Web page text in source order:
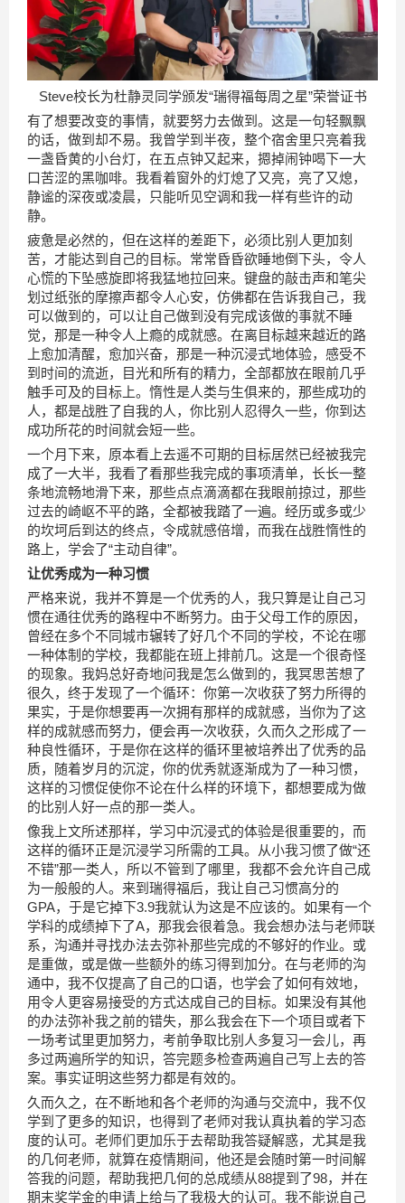
Steve校长为杜静灵同学颁发“瑞得福每周之星”荣誉证书
有了想要改变的事情，就要努力去做到。这是一句轻飘飘
的话，做到却不易。我曾学到半夜，整个宿舍里只亮着我
一盏昏黄的小台灯，在五点钟又起来，摁掉闹钟喝下一大
口苦涩的黑咖啡。我看着窗外的灯熄了又亮，亮了又熄，
静谧的深夜或凌晨，只能听见空调和我一样有些许的动
静。
疲惫是必然的，但在这样的差距下，必须比别人更加刻
苦，才能达到自己的目标。常常昏昏欲睡地倒下头，令人
心慌的下坠感旋即将我猛地拉回来。键盘的敲击声和笔尖
划过纸张的摩擦声都令人心安，仿佛都在告诉我自己，我
可以做到的，可以让自己做到没有完成该做的事就不睡
觉，那是一种令人上瘾的成就感。在离目标越来越近的路
上愈加清醒，愈加兴奋，那是一种沉浸式地体验，感受不
到时间的流逝，目光和所有的精力，全部都放在眼前几乎
触手可及的目标上。惰性是人类与生俱来的，那些成功的
人，都是战胜了自我的人，你比别人忍得久一些，你到达
成功所花的时间就会短一些。
一个月下来，原本看上去遥不可期的目标居然已经被我完
成了一大半，我看了看那些我完成的事项清单，长长一整
条地流畅地滑下来，那些点点滴滴都在我眼前掠过，那些
过去的崎岖不平的路，全都被我踏了一遍。经历或多或少
的坎坷后到达的终点，令成就感倍增，而我在战胜惰性的
路上，学会了“主动自律”。
让优秀成为一种习惯
严格来说，我并不算是一个优秀的人，我只算是让自己习
惯在通往优秀的路程中不断努力。由于父母工作的原因，
曾经在多个不同城市辗转了好几个不同的学校，不论在哪
一种体制的学校，我都能在班上排前几。这是一个很奇怪
的现象。我妈总好奇地问我是怎么做到的，我冥思苦想了
很久，终于发现了一个循环：你第一次收获了努力所得的
果实，于是你想要再一次拥有那样的成就感，当你为了这
样的成就感而努力，便会再一次收获，久而久之形成了一
种良性循环，于是你在这样的循环里被培养出了优秀的品
质，随着岁月的沉淀，你的优秀就逐渐成为了一种习惯，
这样的习惯促使你不论在什么样的环境下，都想要成为做
的比别人好一点的那一类人。
像我上文所述那样，学习中沉浸式的体验是很重要的，而
这样的循环正是沉浸学习所需的工具。从小我习惯了做“还
不错”那一类人，所以不管到了哪里，我都不会允许自己成
为一般般的人。来到瑞得福后，我让自己习惯高分的
GPA，于是它掉下3.9我就认为这是不应该的。如果有一个
学科的成绩掉下了A，那我会很着急。我会想办法与老师联
系，沟通并寻找办法去弥补那些完成的不够好的作业。或
是重做，或是做一些额外的练习得到加分。在与老师的沟
通中，我不仅提高了自己的口语，也学会了如何有效地，
用令人更容易接受的方式达成自己的目标。如果没有其他
的办法弥补我之前的错失，那么我会在下一个项目或者下
一场考试里更加努力，考前争取比别人多复习一会儿，再
多过两遍所学的知识，答完题多检查两遍自己写上去的答
案。事实证明这些努力都是有效的。
久而久之，在不断地和各个老师的沟通与交流中，我不仅
学到了更多的知识，也得到了老师对我认真执着的学习态
度的认可。老师们更加乐于去帮助我答疑解惑，尤其是我
的几何老师，就算在疫情期间，他还是会随时第一时间解
答我的问题，帮助我把几何的总成绩从88提到了98，并在
期末奖学金的申请上给与了我极大的认可。我不能说自己